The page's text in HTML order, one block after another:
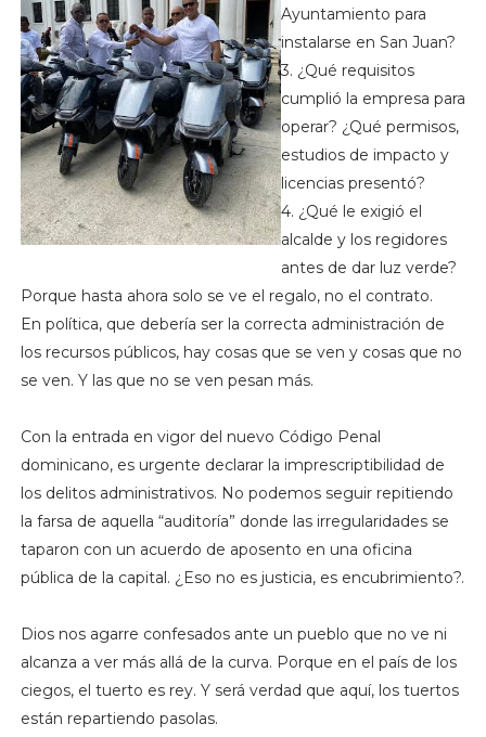
Ayuntamiento para
instalarse en San Juan?
3. ¿Qué requisitos
cumplió la empresa para
operar? ¿Qué permisos,
estudios de impacto y
licencias presentó?
4. ¿Qué le exigió el
alcalde y los regidores
antes de dar luz verde?
Porque hasta ahora solo se ve el regalo, no el contrato.
En política, que debería ser la correcta administración de
los recursos públicos, hay cosas que se ven y cosas que no
se ven. Y las que no se ven pesan más.
Con la entrada en vigor del nuevo Código Penal
dominicano, es urgente declarar la imprescriptibilidad de
los delitos administrativos. No podemos seguir repitiendo
la farsa de aquella “auditoría” donde las irregularidades se
taparon con un acuerdo de aposento en una oficina
pública de la capital. ¿Eso no es justicia, es encubrimiento?.
Dios nos agarre confesados ante un pueblo que no ve ni
alcanza a ver más allá de la curva. Porque en el país de los
ciegos, el tuerto es rey. Y será verdad que aquí, los tuertos
están repartiendo pasolas.